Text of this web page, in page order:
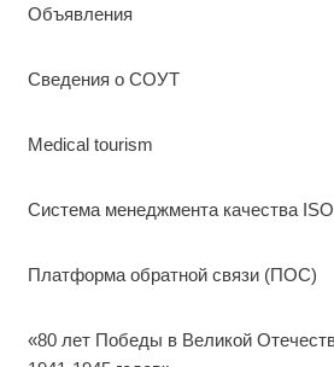
Объявления
Сведения о СОУТ
Medical tourism
Система менеджмента качества
Платформа обратной связи (ПОС)
«80 лет Победы в Великой